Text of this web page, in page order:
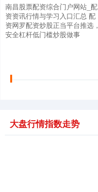
南昌股票配资综合门户网站_配
资资讯行情与学习入口汇总 配
资网罗配资炒股正当平台推选，
安全杠杆低门槛炒股做事
大盘行情指数走势